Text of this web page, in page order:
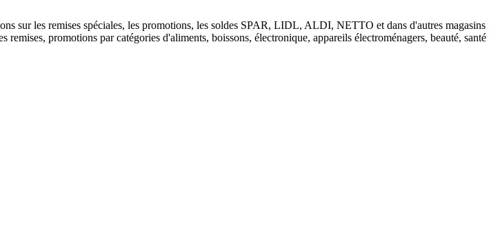
sur les remises spéciales, les promotions, les soldes SPAR, LIDL, ALDI, NETTO et dans d'autres magasins
promotions par catégories d'aliments, boissons, électronique, appareils électroménagers, beauté, santé